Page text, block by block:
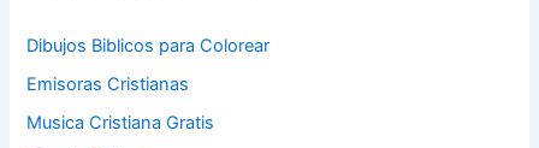
Dibujos Biblicos para Colorear
Emisoras Cristianas
Musica Cristiana Gratis